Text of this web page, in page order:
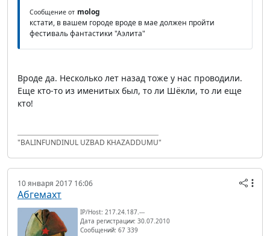
Сообщение от molog
кстати, в вашем городе вроде в мае должен пройти
фестиваль фантастики "Аэлита"
Вроде да. Несколько лет назад тоже у нас проводили.
Еще кто-то из именитых был, то ли Шёкли, то ли еще
кто!
"BALINFUNDINUL UZBAD KHAZADDUMU"
10 января 2017 16:06
Абгемахт
IP/Host: 217.24.187.---
Дата регистрации: 30.07.2010
Сообщений: 67 339